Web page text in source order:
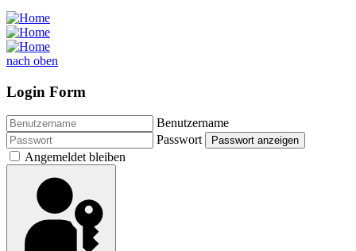
nach oben
Login Form
Benutzername
Passwort
Passwort anzeigen
Angemeldet bleiben